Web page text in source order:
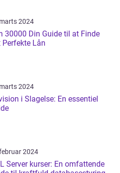
2024
Din Guide til at Finde
Perfekte Lån
2024
i Slagelse: En essentiel
2024
Server kurser: En omfattende